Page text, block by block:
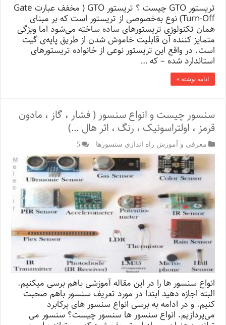
تریستور GTO چیست ؟ تریستور GTO ( مخفف عبارت Gate
Turn-Off) نوع به‌خصوصی از تریستور است که بر مبنای
همان تکنولوژی تریستورهای ساده ساخته می‌شود اما ویژگی
متمایز کننده آن قابلیت خاموش شدن از طریق پایه‌ی گیت
است. در واقع این تریستور نوعی از خانواده تریستور‌های
استاندارد شده‌ – که …
ادامه نوشته »
سنسور چیست و انواع سنسور ( فشار ، گاز ، مادون
قرمز ، اولتراسونیک ، رنگ ، اثر هال …)
معرفی و آموزش راه اندازی سنسورها 5
انواع سنسور ها را در این مقاله آموزشی باهم برسی میکنیم.
البته اجازه دهید ابتدا در مورد تعریف سنسور باهم صحبت
کنیم. و در ادامه به برسی انواع سنسور های پرکابرد
می‌پردازیم. انواع سنسور ها سنسور چیست؟ سنسور می